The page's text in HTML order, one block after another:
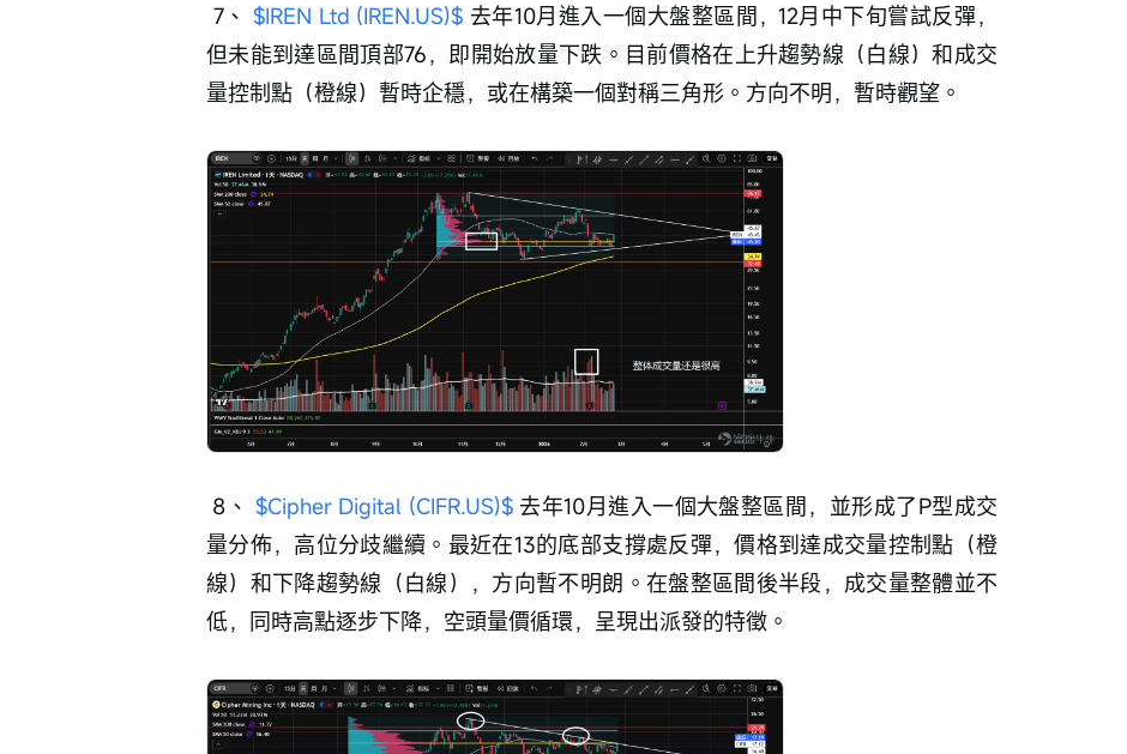
7、 $IREN Ltd (IREN.US)$ 去年10月進入一個大盤整區間，12月中下旬嘗試反彈，
但未能到達區間頂部76，即開始放量下跌。目前價格在上升趨勢線（白線）和成交
量控制點（橙線）暫時企穩，或在構築一個對稱三角形。方向不明，暫時觀望。
8、 $Cipher Digital (CIFR.US)$ 去年10月進入一個大盤整區間，並形成了P型成交
量分佈，高位分歧繼續。最近在13的底部支撐處反彈，價格到達成交量控制點（橙
線）和下降趨勢線（白線），方向暫不明朗。在盤整區間後半段，成交量整體並不
低，同時高點逐步下降，空頭量價循環，呈現出派發的特徵。